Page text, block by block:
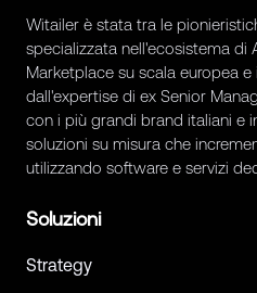
Witailer è stata tra le
specializzata nell'ecosistema di
Marketplace su scala europea e
dall'expertise di ex Senior
con i più grandi brand italiani e
soluzioni su misura che
utilizzando software e servizi
Soluzioni
Strategy